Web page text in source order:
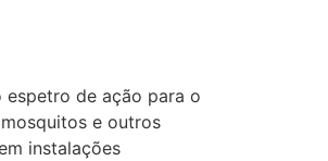
espetro de ação para o
e outros
instalações